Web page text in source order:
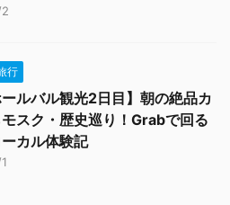
行
ールバル観光2日目】朝の絶品カ
スク・歴史巡り！Grabで回る
カル体験記